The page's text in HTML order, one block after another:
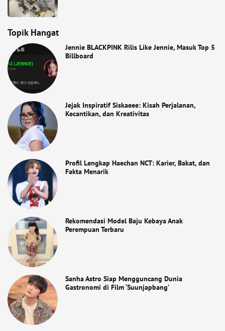
Topik Hangat
Jennie BLACKPINK Rilis Like Jennie, Masuk Top 5
Billboard
Jejak Inspiratif Siskaeee: Kisah Perjalanan,
Kecantikan, dan Kreativitas
Profil Lengkap Haechan NCT: Karier, Bakat, dan
Fakta Menarik
Rekomendasi Model Baju Kebaya Anak
Perempuan Terbaru
Sanha Astro Siap Mengguncang Dunia
Gastronomi di Film ‘Suunjapbang’